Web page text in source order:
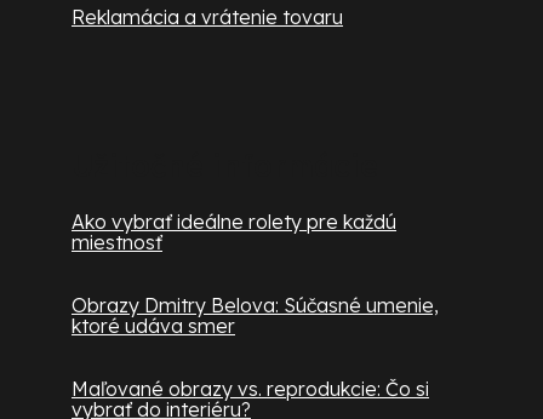
Reklamácia a vrátenie tovaru
Ako vybrať ideálne rolety pre každú
miestnosť
Obrazy Dmitry Belova: Súčasné umenie,
ktoré udáva smer
Maľované obrazy vs. reprodukcie: Čo si
vybrať do interiéru?